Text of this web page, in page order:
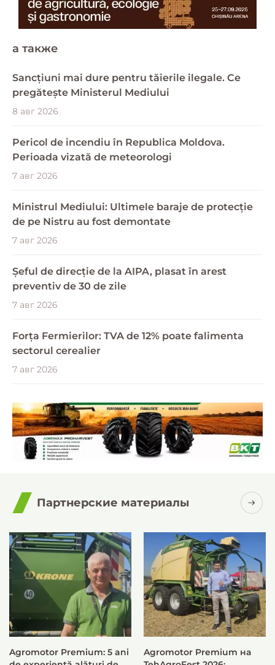
a также
Sancțiuni mai dure pentru tăierile ilegale. Ce
pregătește Ministerul Mediului
8 авг 2026
Pericol de incendiu în Republica Moldova.
Perioada vizată de meteorologi
7 авг 2026
Ministrul Mediului: Ultimele baraje de protecție
de pe Nistru au fost demontate
7 авг 2026
Șeful de direcție de la AIPA, plasat în arest
preventiv de 30 de zile
7 авг 2026
Forța Fermierilor: TVA de 12% poate falimenta
sectorul cerealier
7 авг 2026
Партнерские материалы
Agromotor Premium: 5 ani
Agromotor Premium на